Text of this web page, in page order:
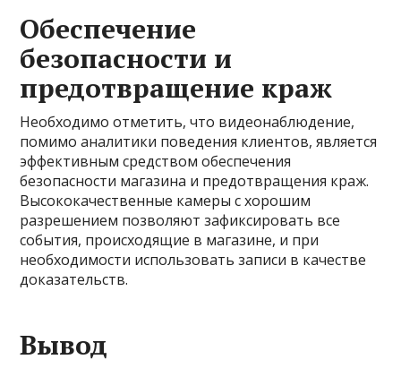
Обеспечение
безопасности и
предотвращение краж
Необходимо отметить, что видеонаблюдение,
помимо аналитики поведения клиентов, является
эффективным средством обеспечения
безопасности магазина и предотвращения краж.
Высококачественные камеры с хорошим
разрешением позволяют зафиксировать все
события, происходящие в магазине, и при
необходимости использовать записи в качестве
доказательств.
Вывод